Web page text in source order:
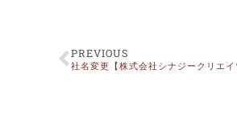
PREVIOUS
社名変更【株式会社シナジークリエイ